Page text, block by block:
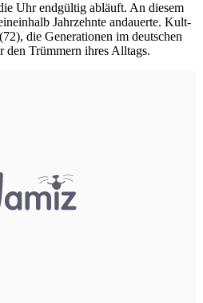
Uhr endgültig abläuft. An diesem
Jahrzehnte andauerte. Kult-
die Generationen im deutschen
den Trümmern ihres Alltags.